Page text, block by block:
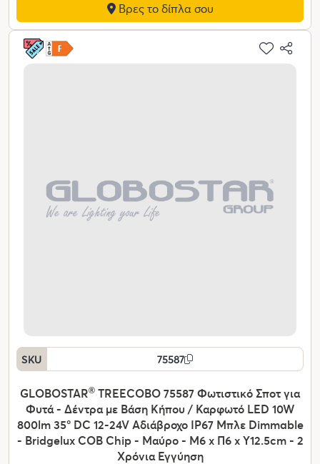
Βρες το δίπλα σου
SKU 75587
GLOBOSTAR® TREECOBO 75587 Φωτιστικό Σποτ για
Φυτά - Δέντρα με Βάση Κήπου / Καρφωτό LED 10W
800lm 35° DC 12-24V Αδιάβροχο IP67 Μπλε Dimmable
- Bridgelux COB Chip - Μαύρο - Μ6 x Π6 x Υ12.5cm - 2
Χρόνια Εγγύηση